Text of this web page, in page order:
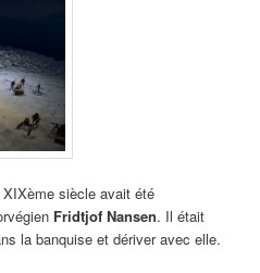
siècle avait été
Fridtjof Nansen. Il était
la banquise et dériver avec elle.